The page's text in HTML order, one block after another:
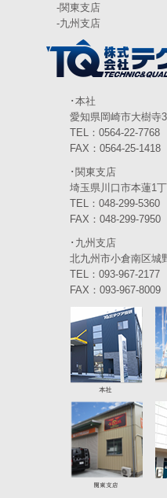
2024年4月(5)
(6)
2024年2月(4)
(6)
2023年12月(3)
2023年10月(3)
2023年9月(4)
(3)
2023年7月(5)
(5)
(5)
(2)
(6)
2022年12月(5)
-関東支店
-九州支店
･本社
愛知県岡崎市大樹寺
TEL：0564-22-
FAX：0564-25-1418
･関東支店
埼玉県川口市本蓮1
TEL：048-299-
FAX：048-299-7950
･九州支店
北九州市小倉南区城
TEL：093-967-
FAX：093-967-8009